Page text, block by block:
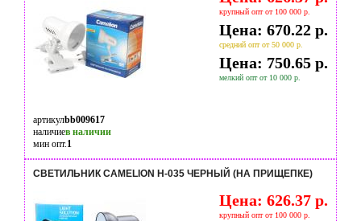
крупный опт от 100 000 р.
Цена: 670.22 р.
средний опт от 50 000 р.
Цена: 750.65 р.
мелкий опт от 10 000 р.
артикулbb009617
наличиев наличии
мин опт.1
СВЕТИЛЬНИК CAMELION H-035 ЧЕРНЫЙ (НА ПРИЩЕПКЕ)
Цена: 626.37 р.
крупный опт от 100 000 р.